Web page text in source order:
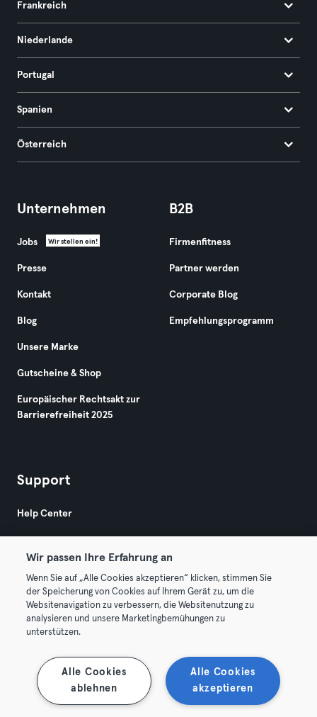
Frankreich
Niederlande
Portugal
Spanien
Österreich
Unternehmen
Jobs Wir stellen ein!
Presse
Kontakt
Blog
Unsere Marke
Gutscheine & Shop
Europäischer Rechtsakt zur
Barrierefreiheit 2025
B2B
Firmenfitness
Partner werden
Corporate Blog
Empfehlungsprogramm
Support
Help Center
© 2026 Urban Sports Group GmbH. All rights reserved.
AGB Datenschutz
Vertrag hier kündigen Hier Verträge widerrufen
Wir passen Ihre Erfahrung an
Wenn Sie auf „Alle Cookies akzeptieren“ klicken, stimmen Sie
der Speicherung von Cookies auf Ihrem Gerät zu, um die
Websitenavigation zu verbessern, die Websitenutzung zu
analysieren und unsere Marketingbemühungen zu
unterstützen.
Alle Cookies
akzeptieren
Alle Cookies
ablehnen